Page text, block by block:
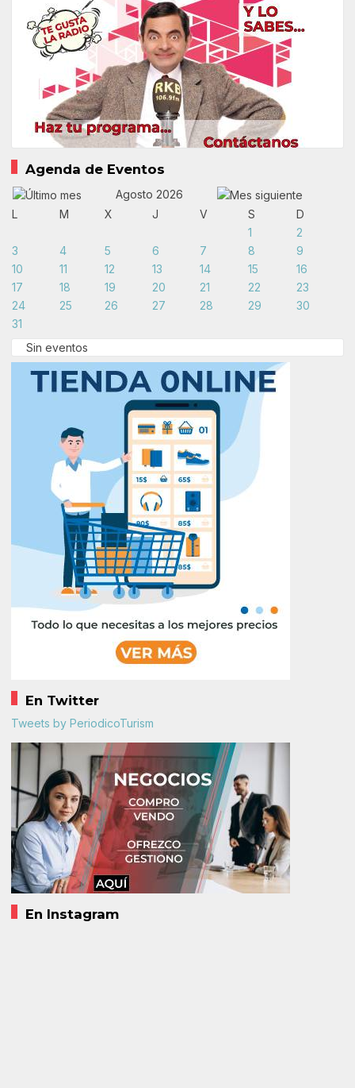
Agenda de Eventos
Agosto 2026
L
M X J V S
D
1
2
3
4 5 6 7 8
9
10
11 12 13 14 15
16
17
18 19 20 21 22
23
24
25 26 27 28 29
30
31
Sin eventos
En Twitter
Tweets by PeriodicoTurism
En Instagram